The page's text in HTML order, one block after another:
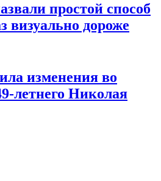
простой способ
визуально дороже
изменения во
летнего Николая